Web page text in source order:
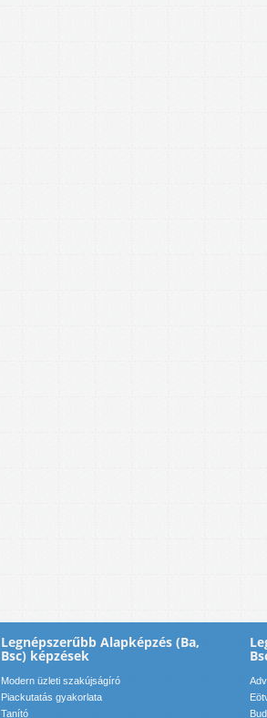
Legnépszerűbb Alapképzés (Ba,
Bsc) képzések
Modern üzleti szakújságíró
Piackutatás gyakorlata
Tanító